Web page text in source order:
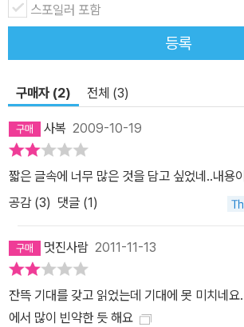
스포일러 포함
등록
구매자 (2) 전체 (3)
사복 2009-10-19
짧은 글속에 너무 많은 것을 담고 싶었네..내용
공감 (3) 댓글 (1)
멋진사람 2011-11-13
잔뜩 기대를 갖고 읽었는데 기대에 못 미치네
에서 많이 빈약한 듯 해요